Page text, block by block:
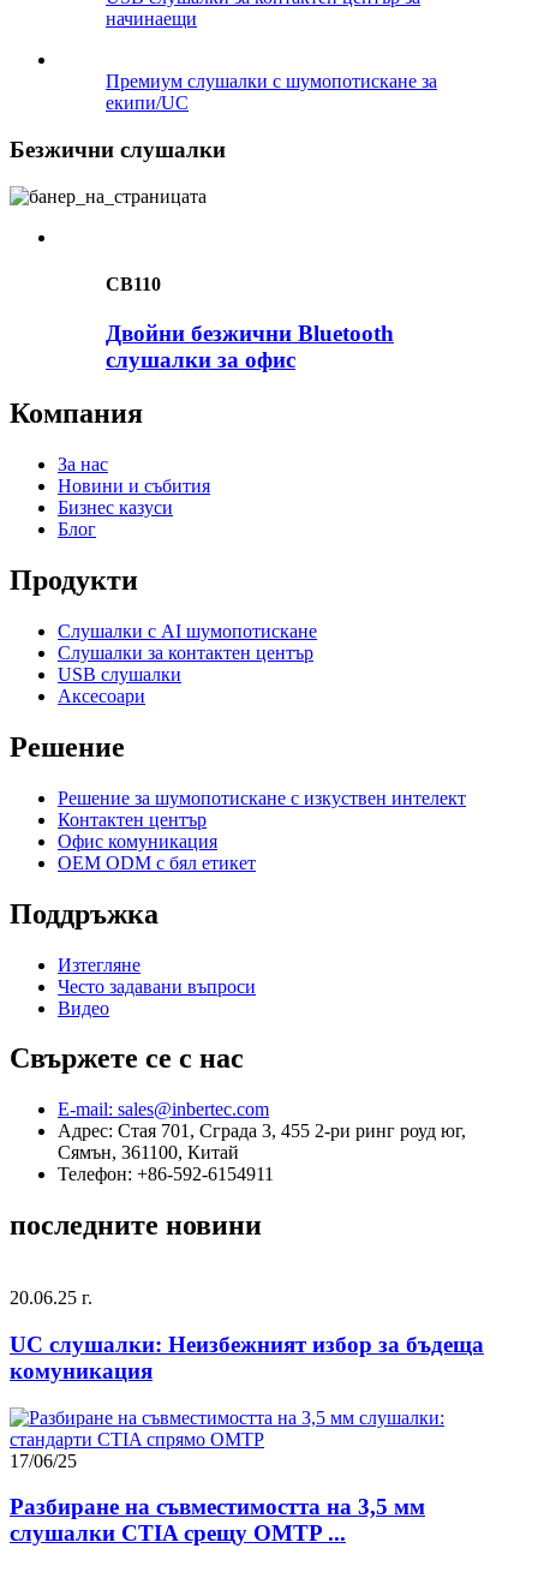
начинаещи
Премиум слушалки с шумопотискане за
екипи/UC
Безжични слушалки
CB110
Двойни безжични Bluetooth
слушалки за офис
Компания
За нас
Новини и събития
Бизнес казуси
Блог
Продукти
Слушалки с AI шумопотискане
Слушалки за контактен център
USB слушалки
Аксесоари
Решение
Решение за шумопотискане с изкуствен интелект
Контактен център
Офис комуникация
OEM ODM с бял етикет
Поддръжка
Изтегляне
Често задавани въпроси
Видео
Свържете се с нас
E-mail: sales@inbertec.com
Адрес: Стая 701, Сграда 3, 455 2-ри ринг роуд юг,
Сямън, 361100, Китай
Телефон: +86-592-6154911
последните новини
20.06.25 г.
UC слушалки: Неизбежният избор за бъдеща
комуникация
17/06/25
Разбиране на съвместимостта на 3,5 мм
слушалки CTIA срещу OMTP ...